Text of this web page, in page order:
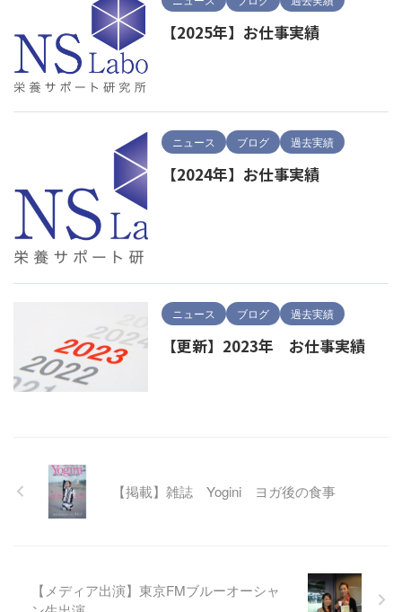
【2025年】お仕事実績
ニュース ブログ 過去実績
【2024年】お仕事実績
ニュース ブログ 過去実績
【更新】2023年 お仕事実績
【掲載】雑誌 Yogini ヨガ後の食事
【メディア出演】東京FMブルーオーシャ